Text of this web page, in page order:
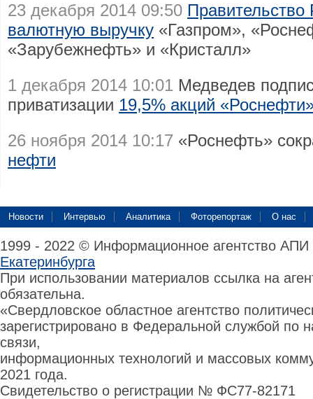
23 декабря 2014 09:50
валютную выручку «Газпром»,
«Зарубежнефть» и «Кристалл»
1 декабря 2014 10:01 Медведев
приватизации 19,5% акций
26 ноября 2014 10:17 «Роснефть»
нефти
Новости Интервью Аналитика Фоторепортаж О нас
1999 - 2022 © Информационное агентство
Екатеринбурга
При использовании материалов ссылка на
обязательна.
«Свердловское областное агентство
зарегистрировано в Федеральной службой по
связи,
информационных технологий и массовых
2021 года.
Свидетельство о регистрации № ФС77-82171